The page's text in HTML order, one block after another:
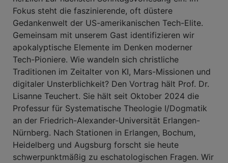
Fokus steht die faszinierende, oft düstere
Gedankenwelt der US-amerikanischen Tech-Elite.
Gemeinsam mit unserem Gast identifizieren wir
apokalyptische Elemente im Denken moderner
Tech-Pioniere. Wie wandeln sich christliche
Traditionen im Zeitalter von KI, Mars-Missionen und
digitaler Unsterblichkeit? Den Vortrag hält Prof. Dr.
Lisanne Teuchert. Sie hält seit Oktober 2024 die
Professur für Systematische Theologie I/Dogmatik
an der Friedrich-Alexander-Universität Erlangen-
Nürnberg. Nach Stationen in Erlangen, Bochum,
Heidelberg und Augsburg forscht sie heute
schwerpunktmäßig zu eschatologischen Fragen. Wir